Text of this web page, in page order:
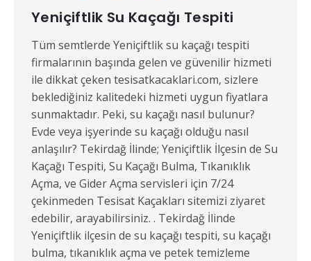
Yeniçiftlik Su Kaçağı Tespiti
Tüm semtlerde Yeniçiftlik su kaçağı tespiti
firmalarının başında gelen ve güvenilir hizmeti
ile dikkat çeken tesisatkacaklari.com, sizlere
beklediğiniz kalitedeki hizmeti uygun fiyatlara
sunmaktadır. Peki, su kaçağı nasıl bulunur?
Evde veya işyerinde su kaçağı olduğu nasıl
anlaşılır? Tekirdağ İlinde; Yeniçiftlik İlçesin de Su
Kaçağı Tespiti, Su Kaçağı Bulma, Tıkanıklık
Açma, ve Gider Açma servisleri için 7/24
çekinmeden Tesisat Kaçakları sitemizi ziyaret
edebilir, arayabilirsiniz. . Tekirdağ İlinde
Yeniçiftlik ilçesin de su kaçağı tespiti, su kaçağı
bulma, tıkanıklık açma ve petek temizleme